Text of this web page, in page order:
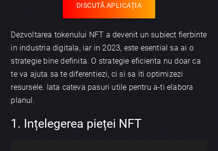
DISCUTĂ APLICAȚIA
Dezvoltarea tokenului NFT a devenit un subiect fierbinte
in industria digitala, iar in 2023, este esential sa ai o
strategie bine definita. O strategie eficienta nu doar ca
te va ajuta sa te diferentiezi, ci si sa iti optimizezi
resursele. Iata cateva pasuri utile pentru a-ti elabora
planul.
1. Ințelegerea pieței NFT